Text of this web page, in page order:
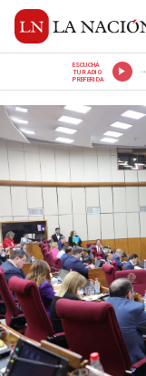
ESCUCHÁ
TU RADIO
PREFERIDA